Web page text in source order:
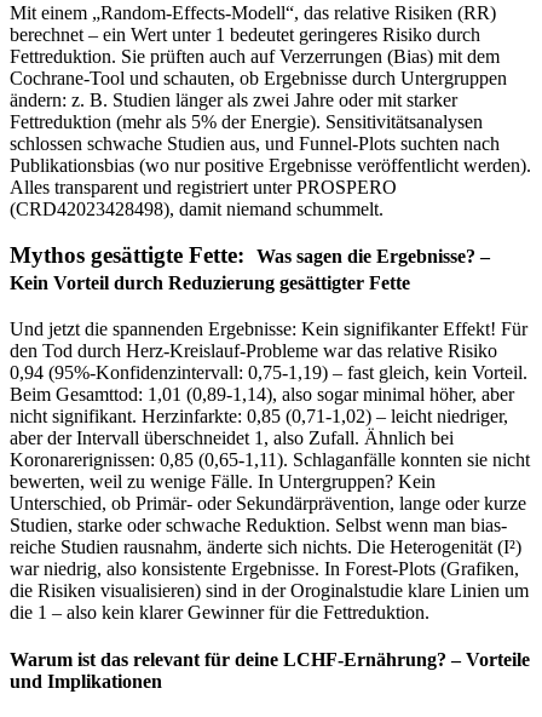
Mit einem „Random-Effects-Modell“, das relative Risiken (RR)
berechnet – ein Wert unter 1 bedeutet geringeres Risiko durch
Fettreduktion. Sie prüften auch auf Verzerrungen (Bias) mit dem
Cochrane-Tool und schauten, ob Ergebnisse durch Untergruppen
ändern: z. B. Studien länger als zwei Jahre oder mit starker
Fettreduktion (mehr als 5% der Energie). Sensitivitätsanalysen
schlossen schwache Studien aus, und Funnel-Plots suchten nach
Publikationsbias (wo nur positive Ergebnisse veröffentlicht werden).
Alles transparent und registriert unter PROSPERO
(CRD42023428498), damit niemand schummelt.
Mythos gesättigte Fette:
Was sagen die Ergebnisse? –
Kein Vorteil durch Reduzierung gesättigter Fette
Und jetzt die spannenden Ergebnisse: Kein signifikanter Effekt! Für
den Tod durch Herz-Kreislauf-Probleme war das relative Risiko
0,94 (95%-Konfidenzintervall: 0,75-1,19) – fast gleich, kein Vorteil.
Beim Gesamttod: 1,01 (0,89-1,14), also sogar minimal höher, aber
nicht signifikant. Herzinfarkte: 0,85 (0,71-1,02) – leicht niedriger,
aber der Intervall überschneidet 1, also Zufall. Ähnlich bei
Koronarerignissen: 0,85 (0,65-1,11). Schlaganfälle konnten sie nicht
bewerten, weil zu wenige Fälle. In Untergruppen? Kein
Unterschied, ob Primär- oder Sekundärprävention, lange oder kurze
Studien, starke oder schwache Reduktion. Selbst wenn man bias-
reiche Studien rausnahm, änderte sich nichts. Die Heterogenität (I²)
war niedrig, also konsistente Ergebnisse. In Forest-Plots (Grafiken,
die Risiken visualisieren) sind in der Oroginalstudie klare Linien um
die 1 – also kein klarer Gewinner für die Fettreduktion.
Warum ist das relevant für deine LCHF-Ernährung? – Vorteile
und Implikationen